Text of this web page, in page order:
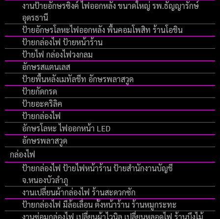
งานป้ายอักษรซิงค์ ไฟออกหลัง ขนาดใหญ่ รพ.ธัญญารักษ์
อุดรธานี
ป้ายอักษรโลหะไฟออกหลัง พื้นคอมโพสิท ร้านโอชิน
ป้ายกล่องไฟ ป้ายหน้าร้าน
ป้ายไฟ กล่องไฟวงกลม
อักษรสแตนเลส
ป้ายพื้นหลังเมทัลชีท อักษรพลาสวูด
ป้ายกัดกรด
ป้ายอะคริลิค
ป้ายกล่องไฟ
อักษรโลหะ ไฟออกหน้า LED
อักษรพลาสวูด
กล่องไฟ
ป้ายกล่องไฟ ป้ายไฟหน้าร้าน ป้ายสำนักงานบัญชี
จ.หนองบัวลำภู
งานเปลี่ยนผ้ากล่องไฟ ร้านสะดวกซัก
ป้ายกล่องไฟ มีล้อเลื่อน ตั้งหน้าร้าน ร้านหมูกระทะ
งานซ่อมกล่องไฟ เปลี่ยนผ้าไวนิล เปลี่ยนหลอดไฟ ร้านบึงไม้